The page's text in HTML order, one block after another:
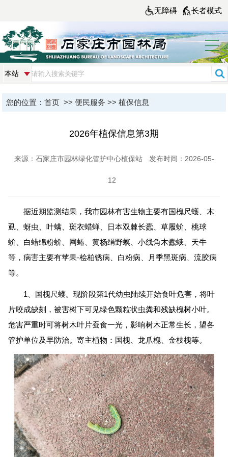
无障碍 长者模式
您的位置： 首页>> 便民服务 >> 植保信息
2026年植保信息第3期
来源：石家庄市园林绿化管护中心植保站 发布时间：2026-05-
12
据近期监测结果，我市园林有害生物主要有国槐尺蠖、木
虱、蚜虫、叶螨、斑衣蜡蝉、日本双棘长蠹、草履蚧、桃球
蚧、白蜡绵粉蚧、网蝽、黄杨绢野螟、小线角木蠹蛾、天牛
等，病害主要有苹果-桧柏锈病、白粉病、月季黑斑病、流胶病
等。
1、国槐尺蠖。现阶段第1代幼虫陆续开始食叶危害，将叶
片咬成缺刻，被害树下可见绿色颗粒状虫粪和残缺槐树小叶。
危害严重时可将树木叶片蚕食一光，影响树木正常生长，望各
管护单位及早防治。寄主植物：国槐、龙爪槐、金枝槐等。